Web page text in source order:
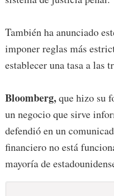
También ha anunciado
imponer reglas más
establecer una tasa a las
Bloomberg,que hizo su
un negocio que sirve
defendió en un
financiero no está
mayoría de